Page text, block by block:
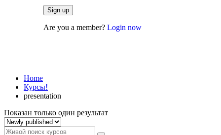
Are you a member? Login now
Home
Курсы!
presentation
Показан только один результат